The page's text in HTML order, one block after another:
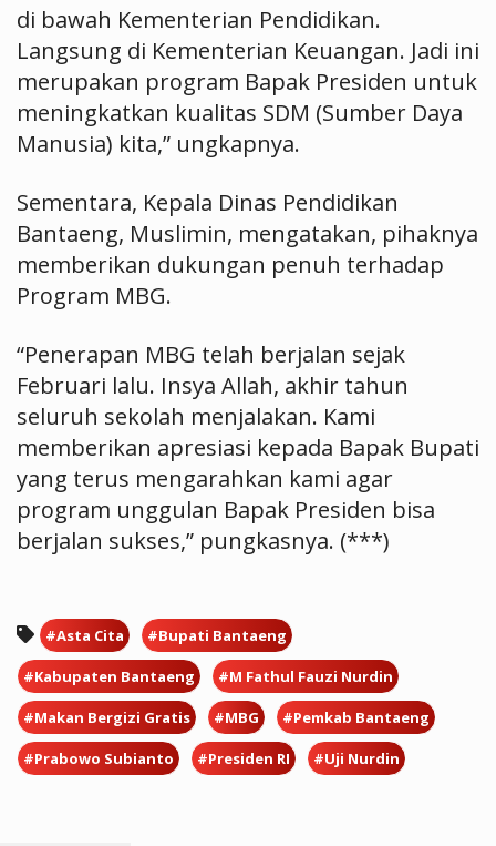
di bawah Kementerian Pendidikan.
Langsung di Kementerian Keuangan. Jadi ini
merupakan program Bapak Presiden untuk
meningkatkan kualitas SDM (Sumber Daya
Manusia) kita,” ungkapnya.
Sementara, Kepala Dinas Pendidikan
Bantaeng, Muslimin, mengatakan, pihaknya
memberikan dukungan penuh terhadap
Program MBG.
“Penerapan MBG telah berjalan sejak
Februari lalu. Insya Allah, akhir tahun
seluruh sekolah menjalakan. Kami
memberikan apresiasi kepada Bapak Bupati
yang terus mengarahkan kami agar
program unggulan Bapak Presiden bisa
berjalan sukses,” pungkasnya. (***)
#Asta Cita #Bupati Bantaeng
#Kabupaten Bantaeng #M Fathul Fauzi Nurdin
#Makan Bergizi Gratis #MBG #Pemkab Bantaeng
#Prabowo Subianto #Presiden RI #Uji Nurdin